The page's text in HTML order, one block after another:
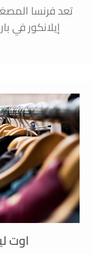
تعد فرنسا
إيلانكور في
اوت